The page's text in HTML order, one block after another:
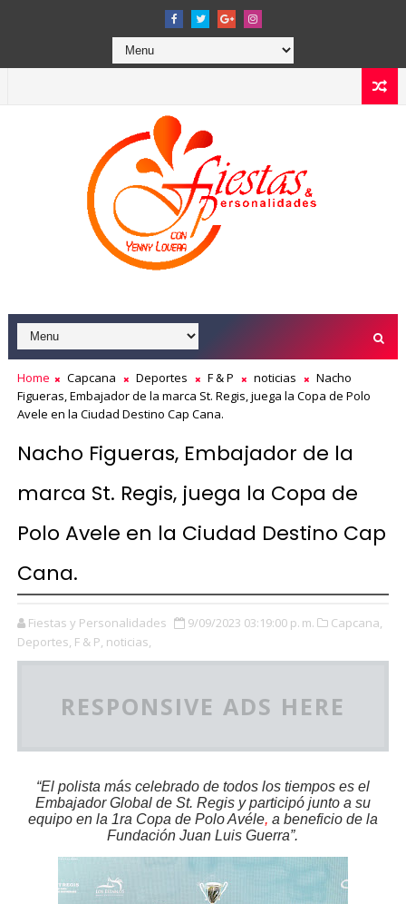
Home Capcana Deportes F & P noticias
Nacho
Figueras, Embajador de la marca St. Regis, juega la Copa de Polo
Avele en la Ciudad Destino Cap Cana.
Nacho Figueras, Embajador de la
marca St. Regis, juega la Copa de
Polo Avele en la Ciudad Destino Cap
Cana.
Fiestas y Personalidades 9/09/2023 03:19:00 p. m.
Capcana,
Deportes, F & P, noticias,
RESPONSIVE ADS HERE
“El polista más celebrado de todos los tiempos es el
Embajador Global de St. Regis y participó junto a su
equipo en la 1ra Copa de Polo Avéle, a beneficio de la
Fundación Juan Luis Guerra”.